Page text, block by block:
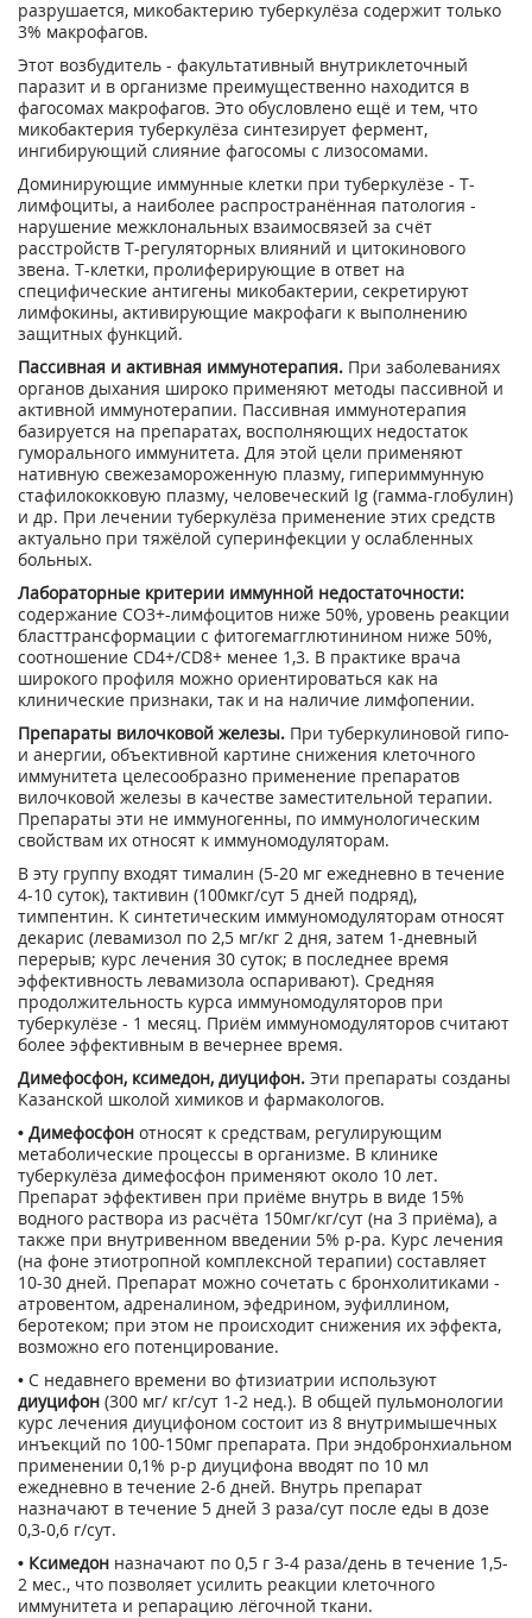
разрушается, микобактерию туберкулёза содержит только
3% макрофагов.
Этот возбудитель - факультативный внутриклеточный
паразит и в организме преимущественно находится в
фагосомах макрофагов. Это обусловлено ещё и тем, что
микобактерия туберкулёза синтезирует фермент,
ингибирующий слияние фагосомы с лизосомами.
Доминирующие иммунные клетки при туберкулёзе - Т-
лимфоциты, а наиболее распространённая патология -
нарушение межклональных взаимосвязей за счёт
расстройств Т-регуляторных влияний и цитокинового
звена. Т-клетки, пролиферирующие в ответ на
специфические антигены микобактерии, секретируют
лимфокины, активирующие макрофаги к выполнению
защитных функций.
Пассивная и активная иммунотерапия. При заболеваниях
органов дыхания широко применяют методы пассивной и
активной иммунотерапии. Пассивная иммунотерапия
базируется на препаратах, восполняющих недостаток
гуморального иммунитета. Для этой цели применяют
нативную свежезамороженную плазму, гипериммунную
стафилококковую плазму, человеческий Ig (гамма-глобулин)
и др. При лечении туберкулёза применение этих средств
актуально при тяжёлой суперинфекции у ослабленных
больных.
Лабораторные критерии иммунной недостаточности:
содержание СО3+-лимфоцитов ниже 50%, уровень реакции
бласттрансформации с фитогемагглютинином ниже 50%,
соотношение CD4+/CD8+ менее 1,3. В практике врача
широкого профиля можно ориентироваться как на
клинические признаки, так и на наличие лимфопении.
Препараты вилочковой железы. При туберкулиновой гипо-
и анергии, объективной картине снижения клеточного
иммунитета целесообразно применение препаратов
вилочковой железы в качестве заместительной терапии.
Препараты эти не иммуногенны, по иммунологическим
свойствам их относят к иммуномодуляторам.
В эту группу входят тималин (5-20 мг ежедневно в течение
4-10 суток), тактивин (100мкг/сут 5 дней подряд),
тимпентин. К синтетическим иммуномодуляторам относят
декарис (левамизол по 2,5 мг/кг 2 дня, затем 1-дневный
перерыв; курс лечения 30 суток; в последнее время
эффективность левамизола оспаривают). Средняя
продолжительность курса иммуномодуляторов при
туберкулёзе - 1 месяц. Приём иммуномодуляторов считают
более эффективным в вечернее время.
Димефосфон, ксимедон, диуцифон. Эти препараты созданы
Казанской школой химиков и фармакологов.
• Димефосфон относят к средствам, регулирующим
метаболические процессы в организме. В клинике
туберкулёза димефосфон применяют около 10 лет.
Препарат эффективен при приёме внутрь в виде 15%
водного раствора из расчёта 150мг/кг/сут (на 3 приёма), а
также при внутривенном введении 5% р-ра. Курс лечения
(на фоне этиотропной комплексной терапии) составляет
10-30 дней. Препарат можно сочетать с бронхолитиками -
атровентом, адреналином, эфедрином, эуфиллином,
беротеком; при этом не происходит снижения их эффекта,
возможно его потенцирование.
• С недавнего времени во фтизиатрии используют
диуцифон (300 мг/ кг/сут 1-2 нед.). В общей пульмонологии
курс лечения диуцифоном состоит из 8 внутримышечных
инъекций по 100-150мг препарата. При эндобронхиальном
применении 0,1% р-р диуцифона вводят по 10 мл
ежедневно в течение 2-6 дней. Внутрь препарат
назначают в течение 5 дней 3 раза/сут после еды в дозе
0,3-0,6 г/сут.
• Ксимедон назначают по 0,5 г 3-4 раза/день в течение 1,5-
2 мес., что позволяет усилить реакции клеточного
иммунитета и репарацию лёгочной ткани.